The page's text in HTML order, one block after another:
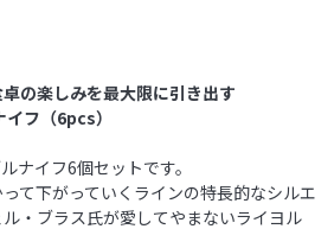
の楽しみを最大限に引き出す
フ（6pcs）
ナイフ6個セットです。
て下がっていくラインの特長的なシルエ
・ブラス氏が愛してやまないライヨル